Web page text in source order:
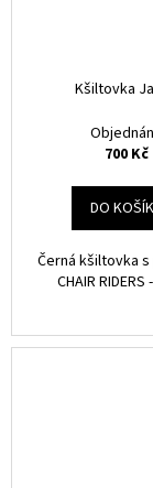
Kšiltovka
700 Kč
DO
Černá kšiltovka
CHAIR